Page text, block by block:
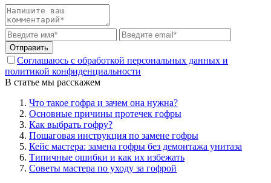
Отправить
Соглашаюсь с обработкой персональных данных и
политикой конфиденциальности
В статье мы расскажем
Что такое гофра и зачем она нужна?
Основные причины протечек гофры
Как выбрать гофру?
Пошаговая инструкция по замене гофры
Кейс мастера: замена гофры без демонтажа унитаза
Типичные ошибки и как их избежать
Советы мастера по уходу за гофрой